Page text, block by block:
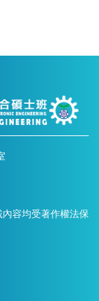
容均受著作權法保